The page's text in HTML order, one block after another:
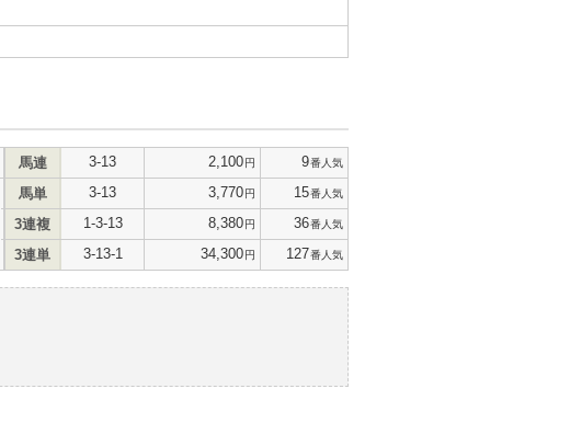
馬連 3-13 2,100円 9番人気
馬単 3-13 3,770円 15番人気
3連複 1-3-13 8,380円 36番人気
3連単 3-13-1 34,300円 127番人気